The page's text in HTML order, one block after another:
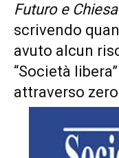
Futuro e
scrivendo
avuto alcun
“Società
attraverso